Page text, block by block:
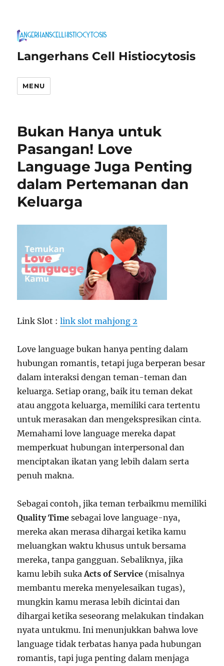
Langerhans Cell Histiocytosis
MENU
Bukan Hanya untuk
Pasangan! Love
Language Juga Penting
dalam Pertemanan dan
Keluarga
Link Slot :link slot mahjong 2
Love language bukan hanya penting dalam
hubungan romantis, tetapi juga berperan besar
dalam interaksi dengan teman-teman dan
keluarga. Setiap orang, baik itu teman dekat
atau anggota keluarga, memiliki cara tertentu
untuk merasakan dan mengekspresikan cinta.
Memahami love language mereka dapat
memperkuat hubungan interpersonal dan
menciptakan ikatan yang lebih dalam serta
penuh makna.
Sebagai contoh, jika teman terbaikmu memiliki
Quality Time sebagai love language-nya,
mereka akan merasa dihargai ketika kamu
meluangkan waktu khusus untuk bersama
mereka, tanpa gangguan. Sebaliknya, jika
kamu lebih sukaActs of Service (misalnya
membantu mereka menyelesaikan tugas),
mungkin kamu merasa lebih dicintai dan
dihargai ketika seseorang melakukan tindakan
nyata untukmu. Ini menunjukkan bahwa love
language tidak terbatas hanya pada hubungan
romantis, tapi juga penting dalam menjaga